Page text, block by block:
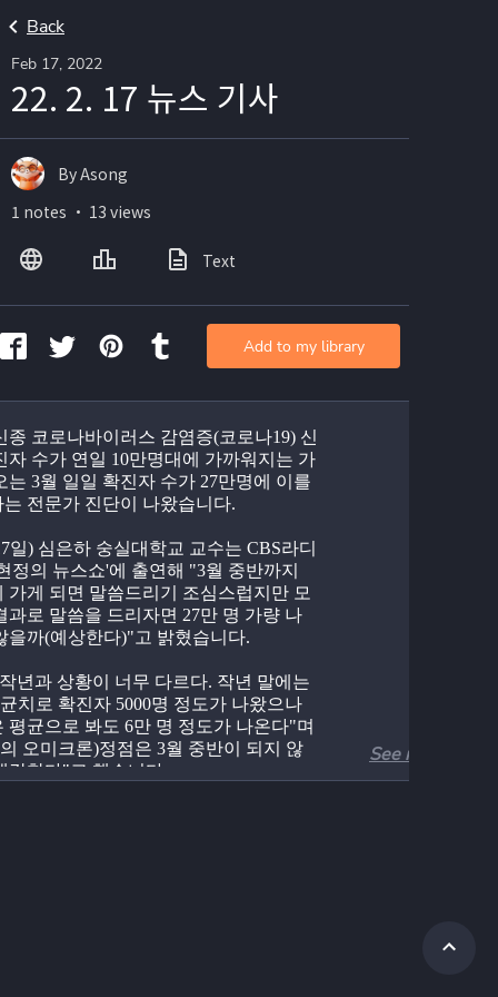
Back
Feb 17, 2022
22. 2. 17 뉴스 기사
종 코로나바이러스 감염증(코로나19) 신
자 수가 연일 10만명대에 가까워지는 가
는 3월 일일 확진자 수가 27만명에 이를
전문가 진단이 나왔습니다.
일) 심은하 숭실대학교 교수는 CBS라디
정의 뉴스쇼'에 출연해 "3월 중반까지
가게 되면 말씀드리기 조심스럽지만 모
과로 말씀을 드리자면 27만 명 가량 나
을까(예상한다)"고 밝혔습니다.
년과 상황이 너무 다르다. 작년 말에는
치로 확진자 5000명 정도가 나왔으나
평균으로 봐도 6만 명 정도가 나온다"며
오미크론)정점은 3월 중반이 되지 않
각한다"고 했습니다.
See more
By Asong
1 notes ・ 13 views
Text
Add to my library